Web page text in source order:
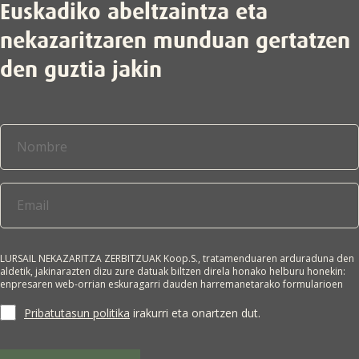
Euskadiko abeltzaintza eta
nekazaritzaren munduan gertatzen
den guztia jakin
LURSAIL NEKAZARITZA ZERBITZUAK Koop.S., tratamenduaren arduraduna den
aldetik, jakinarazten dizu zure datuak biltzen direla honako helburu honekin:
enpresaren web-orrian eskuragarri dauden harremanetarako formularioen
jartzeko eta/edo enpresa horren merkataritza-informazioa bidaltzeko.
Interesdunaren adostasuna da tratamendurako oinarri juridikoa. Zure datuak
Pribatutasun politika irakurri eta onartzen dut.